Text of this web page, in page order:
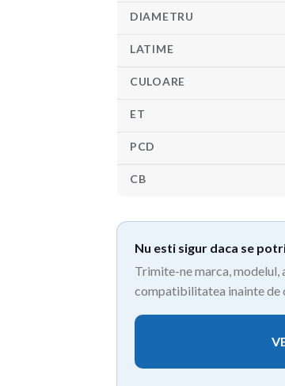
DIAMETRU
LATIME
CULOARE
ET
PCD
CB
Nu esti sigur daca se
Trimite-ne marca, modelul,
compatibilitatea inainte de